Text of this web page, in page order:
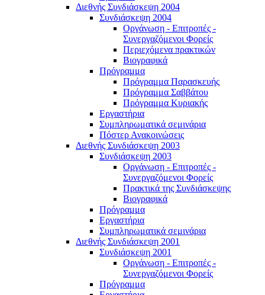
Διεθνής Συνδιάσκεψη 2004
Συνδιάσκεψη 2004
Οργάνωση - Επιτροπές -
Συνεργαζόμενοι Φορείς
Περιεχόμενα πρακτικών
Βιογραφικά
Πρόγραμμα
Πρόγραμμα Παρασκευής
Πρόγραμμα Σαββάτου
Πρόγραμμα Κυριακής
Εργαστήρια
Συμπληρωματικά σεμινάρια
Πόστερ Ανακοινώσεις
Διεθνής Συνδιάσκεψη 2003
Συνδιάσκεψη 2003
Οργάνωση - Επιτροπές -
Συνεργαζόμενοι Φορείς
Πρακτικά της Συνδιάσκεψης
Βιογραφικά
Πρόγραμμα
Εργαστήρια
Συμπληρωματικά σεμινάρια
Διεθνής Συνδιάσκεψη 2001
Συνδιάσκεψη 2001
Οργάνωση - Επιτροπές -
Συνεργαζόμενοι Φορείς
Πρόγραμμα